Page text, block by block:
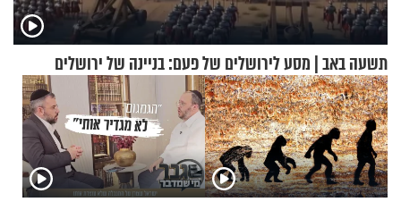
תשעה באב | מסע לירושלים של פעם: בניינה של ירושלים